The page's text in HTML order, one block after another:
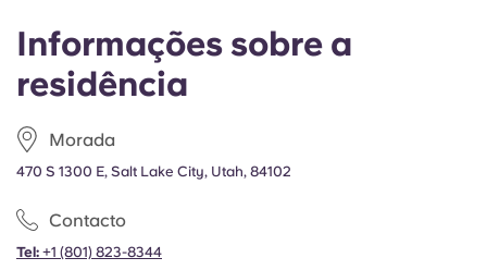
Informações sobre a
residência
Morada
470 S 1300 E, Salt Lake City, Utah, 84102
Contacto
Tel: +1 (801) 823-8344